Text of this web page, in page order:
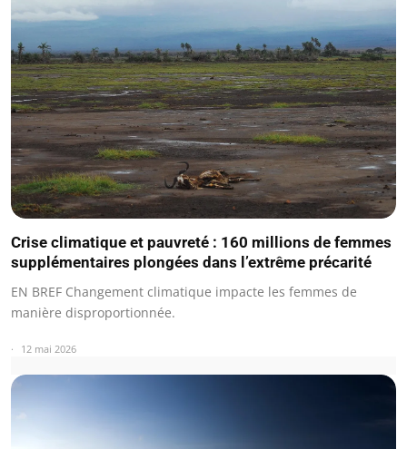
Crise climatique et pauvreté : 160 millions de femmes
supplémentaires plongées dans l’extrême précarité
EN BREF Changement climatique impacte les femmes de
manière disproportionnée.
12 mai 2026